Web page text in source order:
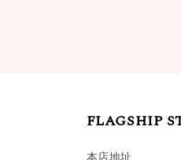
FLAGSHIP